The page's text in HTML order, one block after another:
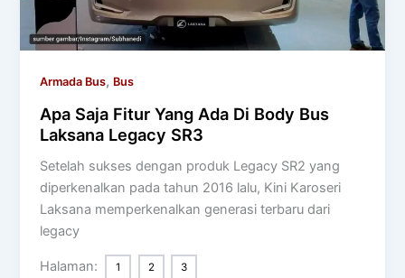
Armada Bus, Bus
Apa Saja Fitur Yang Ada Di Body Bus
Laksana Legacy SR3
Setelah sukses dengan produk Legacy SR2 yang
diperkenalkan pada tahun 2016 lalu, Kini Karoseri
Laksana memperkenalkan generasi terbaru dari
legacy
Halaman: 1 2 3